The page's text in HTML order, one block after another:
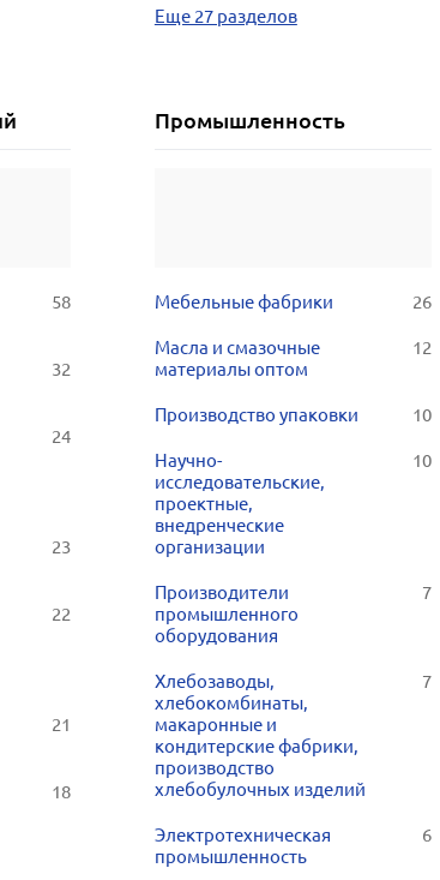
Еще 27 разделов
58
32
24
23
22
21
18
Промышленность
Мебельные фабрики 26
Масла и смазочные
материалы оптом
12
Производство упаковки 10
Научно-
исследовательские,
проектные,
внедренческие
организации
10
Производители
промышленного
оборудования
7
Хлебозаводы,
хлебокомбинаты,
макаронные и
кондитерские фабрики,
производство
хлебобулочных изделий
7
Электротехническая
промышленность
6